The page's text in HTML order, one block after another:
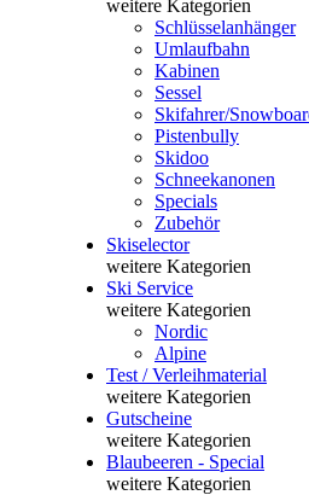
weitere Kategorien
Schlüsselanhänger
Umlaufbahn
Kabinen
Sessel
Skifahrer/
Pistenbully
Skidoo
Schneekanonen
Specials
Zubehör
Skiselector
weitere Kategorien
Ski Service
weitere Kategorien
Nordic
Alpine
Test / Verleihmaterial
weitere Kategorien
Gutscheine
weitere Kategorien
Blaubeeren - Special
weitere Kategorien